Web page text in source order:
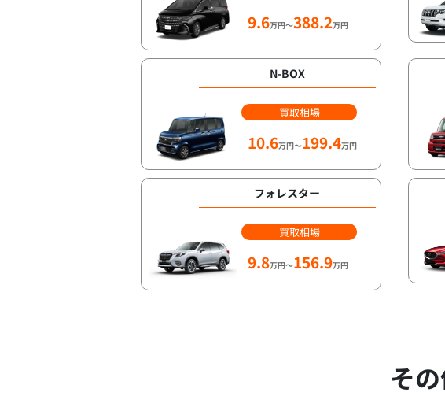
9.6万円～388.2万円
N-BOX
買取相場
10.6万円～199.4万円
フォレスター
買取相場
9.8万円～156.9万円
そ